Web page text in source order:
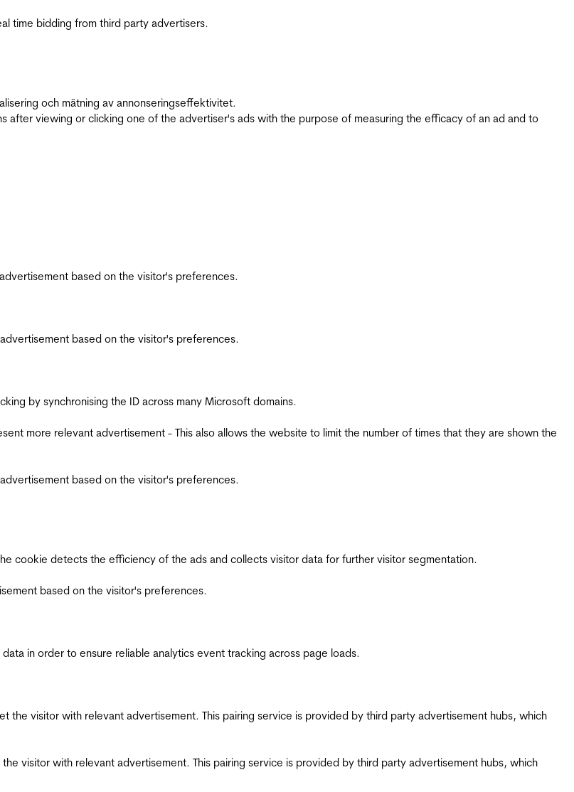
time bidding from third party advertisers.
och mätning av annonseringseffektivitet.
viewing or clicking one of the advertiser's ads with the purpose of measuring the efficacy of an ad and to
based on the visitor's preferences.
based on the visitor's preferences.
by synchronising the ID across many Microsoft domains.
more relevant advertisement - This also allows the website to limit the number of times that they are shown the
based on the visitor's preferences.
cookie detects the efficiency of the ads and collects visitor data for further visitor segmentation.
based on the visitor's preferences.
in order to ensure reliable analytics event tracking across page loads.
the visitor with relevant advertisement. This pairing service is provided by third party advertisement hubs, which
visitor with relevant advertisement. This pairing service is provided by third party advertisement hubs, which